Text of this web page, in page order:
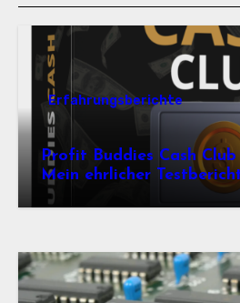
Erfahrungsberichte
Profit Buddies Cash
Mein ehrlicher
zum Online-Einkommen